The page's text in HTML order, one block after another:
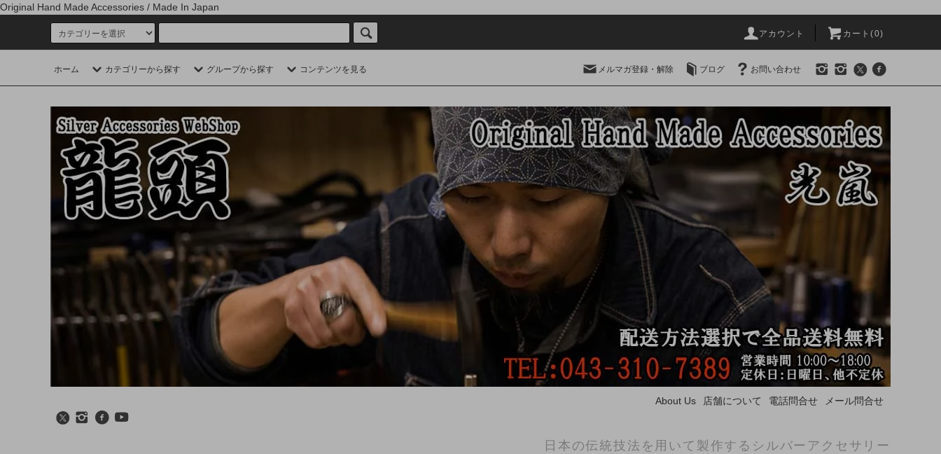
Original Hand Made Accessories / Made In Japan
アカウント カート(0)
ホーム カテゴリーから探す グループから探す コンテンツを見る メルマガ登録・解除 ブログ お問い合わせ
About Us 店舗について 電話問合せ メール問合せ
日本の伝統技法を用いて製作するシルバーアクセサリー